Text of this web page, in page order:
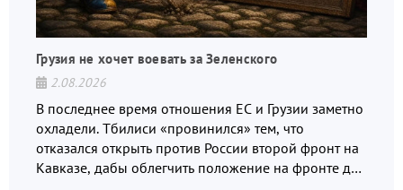
Грузия не хочет воевать за Зеленского
2.08.2026
В последнее время отношения ЕС и Грузии заметно
охладели. Тбилиси «провинился» тем, что
отказался открыть против России второй фронт на
Кавказе, дабы облегчить положение на фронте для